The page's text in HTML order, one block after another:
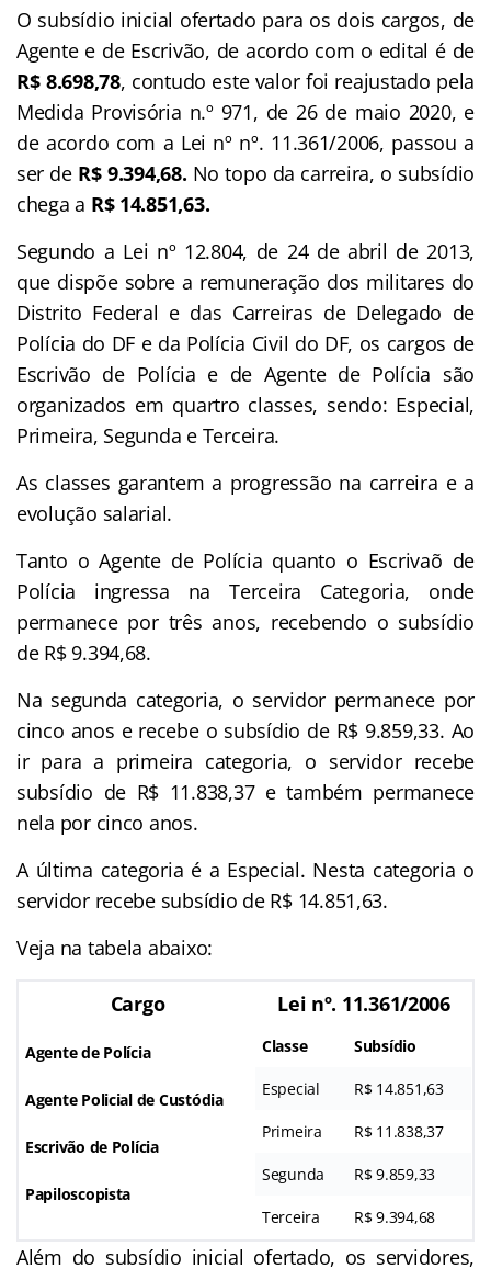
O subsídio inicial ofertado para os dois cargos, de
Agente e de Escrivão, de acordo com o edital é de
R$ 8.698,78, contudo este valor foi reajustado pela
Medida Provisória n.º 971, de 26 de maio 2020, e
de acordo com a Lei nº nº. 11.361/2006, passou a
ser de R$ 9.394,68. No topo da carreira, o subsídio
chega a R$ 14.851,63.
Segundo a Lei nº 12.804, de 24 de abril de 2013,
que dispõe sobre a remuneração dos militares do
Distrito Federal e das Carreiras de Delegado de
Polícia do DF e da Polícia Civil do DF, os cargos de
Escrivão de Polícia e de Agente de Polícia são
organizados em quartro classes, sendo: Especial,
Primeira, Segunda e Terceira.
As classes garantem a progressão na carreira e a
evolução salarial.
Tanto o Agente de Polícia quanto o Escrivaõ de
Polícia ingressa na Terceira Categoria, onde
permanece por três anos, recebendo o subsídio
de R$ 9.394,68.
Na segunda categoria, o servidor permanece por
cinco anos e recebe o subsídio de R$ 9.859,33. Ao
ir para a primeira categoria, o servidor recebe
subsídio de R$ 11.838,37 e também permanece
nela por cinco anos.
A última categoria é a Especial. Nesta categoria o
servidor recebe subsídio de R$ 14.851,63.
Veja na tabela abaixo:
Cargo Lei nº. 11.361/2006
Agente de Polícia
Agente Policial de Custódia
Escrivão de Polícia
Papiloscopista
Classe Subsídio
Especial R$ 14.851,63
Primeira R$ 11.838,37
Segunda R$ 9.859,33
Terceira R$ 9.394,68
Além do subsídio inicial ofertado, os servidores,